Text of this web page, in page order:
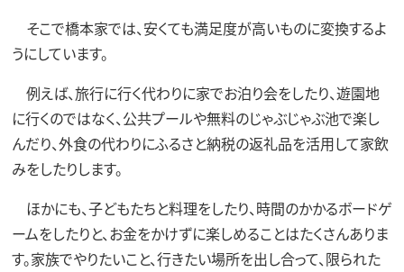
そこで橋本家では、安くても満足度が高いものに変換するよ
うにしています。
例えば、旅行に行く代わりに家でお泊り会をしたり、遊園地
に行くのではなく、公共プールや無料のじゃぶじゃぶ池で楽し
んだり、外食の代わりにふるさと納税の返礼品を活用して家飲
みをしたりします。
ほかにも、子どもたちと料理をしたり、時間のかかるボードゲ
ームをしたりと、お金をかけずに楽しめることはたくさんありま
す。家族でやりたいこと、行きたい場所を出し合って、限られた